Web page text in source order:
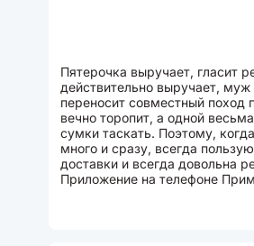
Пятерочка выручает, гласит
действительно выручает,
переносит совместный поход
вечно торопит, а одной
сумки таскать. Поэтому,
много и сразу, всегда
доставки и всегда довольна
Приложение на телефоне